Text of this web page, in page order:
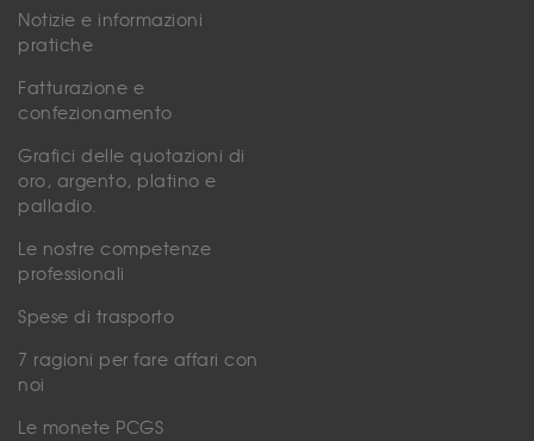
Notizie e informazioni
pratiche
Fatturazione e
confezionamento
Grafici delle quotazioni di
oro, argento, platino e
palladio.
Le nostre competenze
professionali
Spese di trasporto
7 ragioni per fare affari con
noi
Le monete PCGS